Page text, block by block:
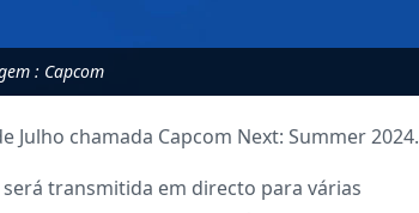
: Capcom
chamada Capcom Next: Summer 2024.
transmitida em directo para várias